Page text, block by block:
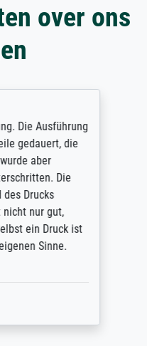
over ons
Die Ausführung
gedauert, die
aber
Die
Drucks
nicht nur gut,
ein Druck ist
Sinne.